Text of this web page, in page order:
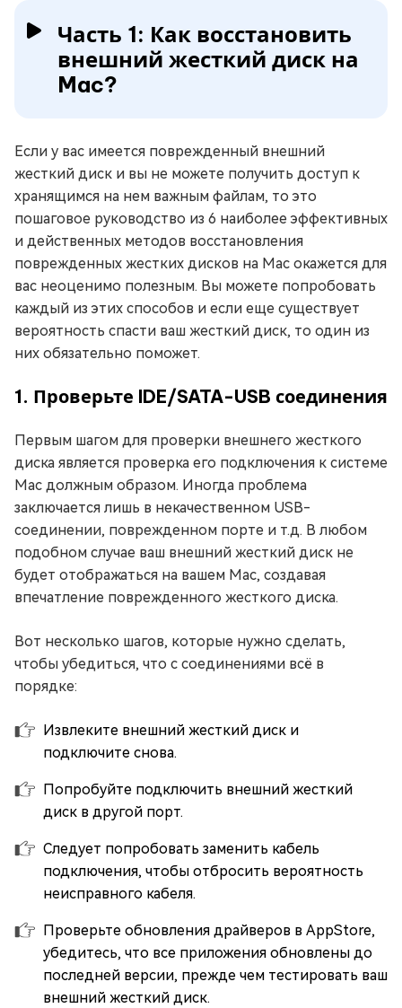
Часть 1: Как восстановить
внешний жесткий диск на
Mac?
Если у вас имеется поврежденный внешний
жесткий диск и вы не можете получить доступ к
хранящимся на нем важным файлам, то это
пошаговое руководство из 6 наиболее эффективных
и действенных методов восстановления
поврежденных жестких дисков на Mac окажется для
вас неоценимо полезным. Вы можете попробовать
каждый из этих способов и если еще существует
вероятность спасти ваш жесткий диск, то один из
них обязательно поможет.
1. Проверьте IDE/SATA-USB соединения
Первым шагом для проверки внешнего жесткого
диска является проверка его подключения к системе
Mac должным образом. Иногда проблема
заключается лишь в некачественном USB-
соединении, поврежденном порте и т.д. В любом
подобном случае ваш внешний жесткий диск не
будет отображаться на вашем Mac, создавая
впечатление поврежденного жесткого диска.
Вот несколько шагов, которые нужно сделать,
чтобы убедиться, что с соединениями всё в
порядке:
Извлеките внешний жесткий диск и
подключите снова.
Попробуйте подключить внешний жесткий
диск в другой порт.
Следует попробовать заменить кабель
подключения, чтобы отбросить вероятность
неисправного кабеля.
Проверьте обновления драйверов в AppStore,
убедитесь, что все приложения обновлены до
последней версии, прежде чем тестировать ваш
внешний жесткий диск.